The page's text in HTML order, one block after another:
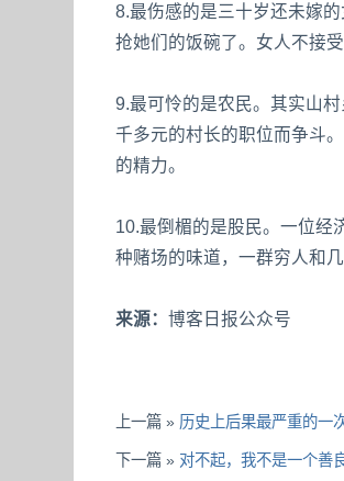
8.最伤感的是三十岁还未嫁
抢她们的饭碗了。女人不接
9.最可怜的是农民。其实山
千多元的村长的职位而争斗
的精力。
10.最倒楣的是股民。一位经
种赌场的味道，一群穷人和
来源：博客日报公众号
上一篇 » 历史上后果最严重的一
下一篇 » 对不起，我不是一个善